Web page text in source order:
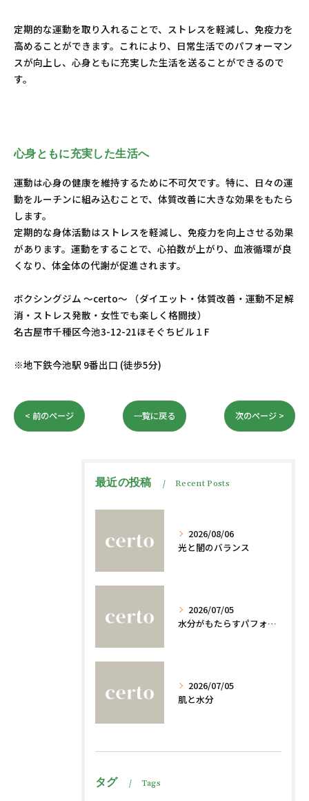
定期的な運動を取り入れることで、ストレスを軽減し、免疫力を
高めることができます。これにより、日常生活でのパフォーマン
スが向上し、心身ともに充実した生活を送ることができるので
す。
心身ともに充実した生活へ
運動は心身の健康を維持するために不可欠です。特に、日々の運
動をルーチンに組み込むことで、体質改善に大きな効果をもたら
します。
定期的な身体活動はストレスを軽減し、免疫力を向上させる効果
があります。運動をすることで、心拍数が上がり、血液循環が良
くなり、体全体の代謝が促進されます。
ボクシングジム 〜certo〜 （ダイエット・体質改善・運動不足解
消・ストレス発散・女性でも楽しく格闘技）
名古屋市千種区今池3-12-21ほそぐちビル１F
※地下鉄今池駅 9番出口 (徒歩5分)
< 前のページ 一覧に戻る 次のページ >
最近の投稿 Recent Posts
2026/08/06
光と闇のバランス
2026/07/05
水分がもたらすパフォーマンスへの影響
2026/07/05
肌と水分
タグ Tags